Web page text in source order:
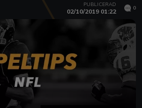
PUBLICERAD
02/10/2019 01:22 0